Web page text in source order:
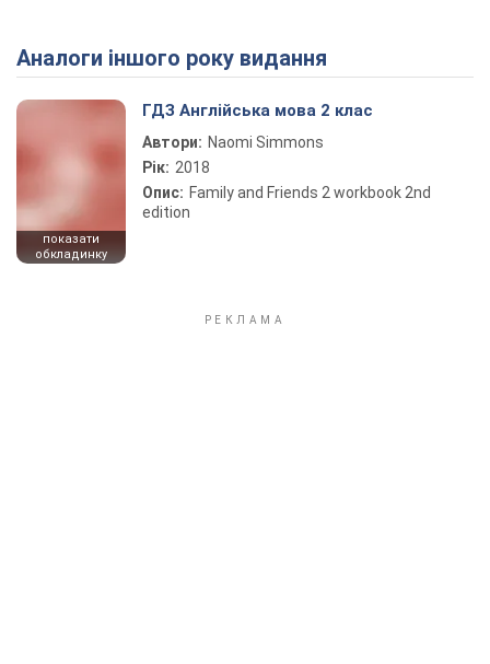
Play Video
Аналоги іншого року видання
показати
обкладинку
ГДЗ Англійська мова 2 клас
Автори: Naomi Simmons
Рік: 2018
Опис: Family and Friends 2 workbook 2nd
edition